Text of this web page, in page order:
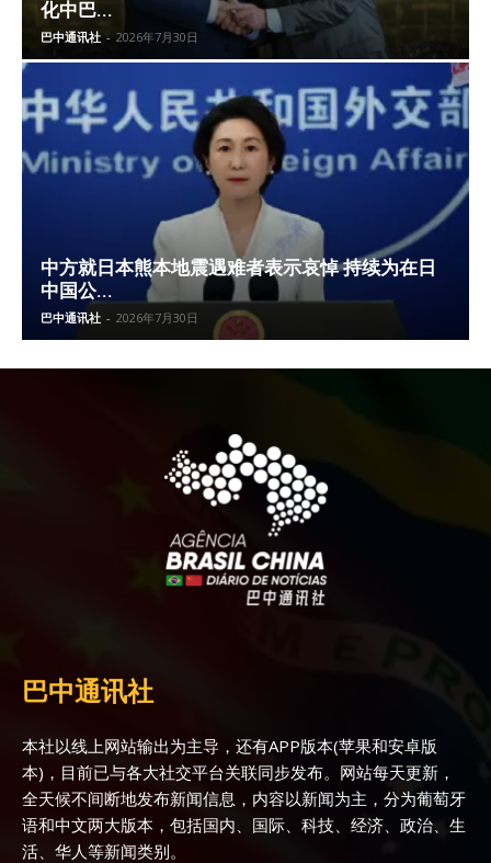
化中巴...
巴中通讯社 - 2026年7月30日
中方就日本熊本地震遇难者表示哀悼 持续为在日
中国公...
巴中通讯社 - 2026年7月30日
巴中通讯社
本社以线上网站输出为主导，还有APP版本(苹果和安卓版
本)，目前已与各大社交平台关联同步发布。网站每天更新，
全天候不间断地发布新闻信息，内容以新闻为主，分为葡萄牙
语和中文两大版本，包括国内、国际、科技、经济、政治、生
活、华人等新闻类别。